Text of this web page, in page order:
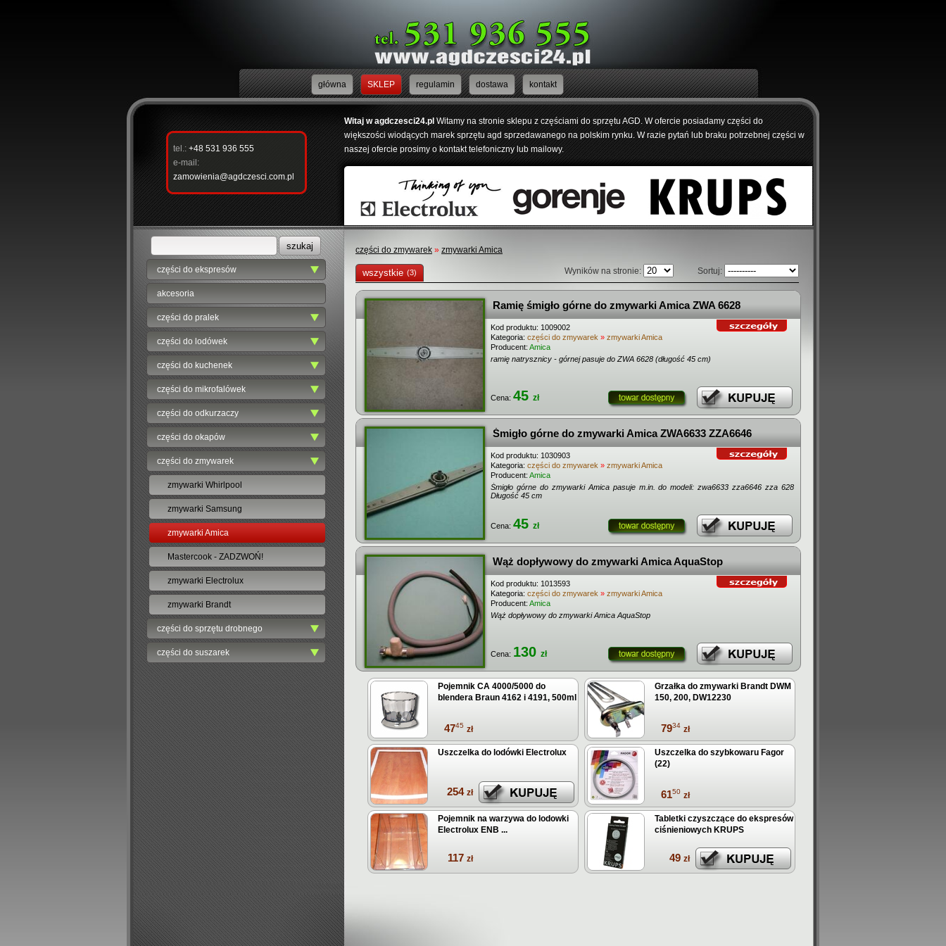
Witaj w agdczesci24.plWitamy na stronie sklepu z częściami do sprzętu AGD. W ofercie posiadamy części do
większości wiodących marek sprzętu agd sprzedawanego na polskim rynku. W razie pytań lub braku potrzebnej części w
naszej ofercie prosimy o kontakt telefoniczny lub mailowy.
tel.: +48 531 936 555
e-mail:
zamowienia@agdczesci.com.pl
główna SKLEP regulamin dostawa kontakt
części do ekspresów
akcesoria
części do pralek
części do lodówek
części do kuchenek
części do mikrofalówek
części do odkurzaczy
części do okapów
części do zmywarek
zmywarki Whirlpool
zmywarki Samsung
zmywarki Amica
Mastercook - ZADZWOŃ!
zmywarki Electrolux
zmywarki Brandt
części do sprzętu drobnego
części do suszarek
części do zmywarek » zmywarki Amica
wszystkie (3) Sortuj:
Wyników na stronie:
Ramię śmigło górne do zmywarki Amica ZWA 6628
Kod produktu: 1009002
Producent: Amica
Kategoria: części do zmywarek » zmywarki Amica
ramię natrysznicy - górnej pasuje do ZWA 6628 (długość 45 cm)
Cena: 45 zł
Śmigło górne do zmywarki Amica ZWA6633 ZZA6646
Kod produktu: 1030903
Producent: Amica
Kategoria: części do zmywarek » zmywarki Amica
Śmigło górne do zmywarki Amica pasuje m.in. do modeli: zwa6633 zza6646 zza 628
Długość 45 cm
Cena: 45 zł
Wąż dopływowy do zmywarki Amica AquaStop
Kod produktu: 1013593
Producent: Amica
Kategoria: części do zmywarek » zmywarki Amica
Wąż dopływowy do zmywarki Amica AquaStop
Cena: 130 zł
Pojemnik CA 4000/5000 do
blendera Braun 4162 i 4191, 500ml
4745 zł
Grzałka do zmywarki Brandt DWM
150, 200, DW12230
7934 zł
Uszczelka do lodówki Electrolux
254 zł
Uszczelka do szybkowaru Fagor
(22)
6150 zł
Pojemnik na warzywa do lodowki
Electrolux ENB ...
117 zł
Tabletki czyszczące do ekspresów
ciśnieniowych KRUPS
49 zł